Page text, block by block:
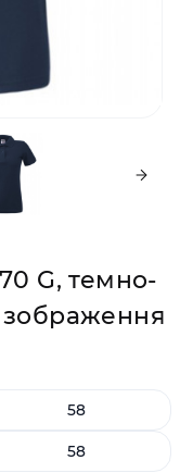
G, темно-
зображення
58
58